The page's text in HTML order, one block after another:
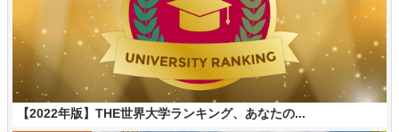
【2022年版】THE世界大学ランキング、あなたの...